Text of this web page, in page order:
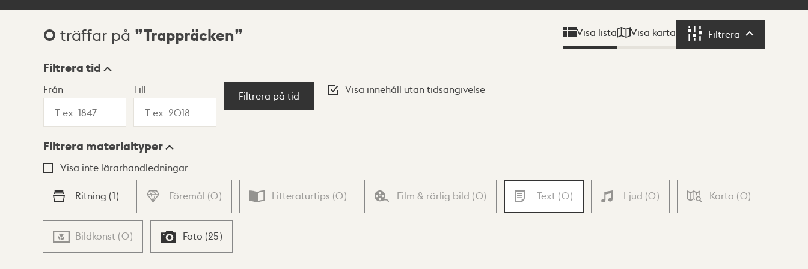
Sökresultat
0 träffar på Trappräcken Visa lista Visa karta Filtrera Filtrera
Visningsläge
Lista Karta
Filtrera tid
Från Till
Filtrera på tid
Visa innehåll utan tidsangivelse
Filtrera materialtyper
Visa inte lärarhandledningar
Ritning (1) Föremål (0) Litteraturtips (0) Film & rörlig bild (0) Text (0) Ljud (0) Karta (0)
Bildkonst (0) Foto (25)